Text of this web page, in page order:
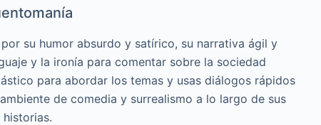
su humor absurdo y satírico, su narrativa ágil y
y la ironía para comentar sobre la sociedad
para abordar los temas y usas diálogos rápidos
de comedia y surrealismo a lo largo de sus
historias.